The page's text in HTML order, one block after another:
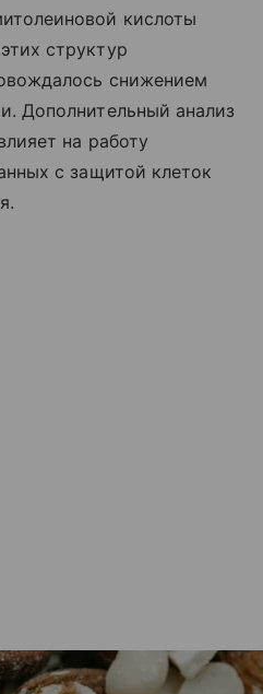
кислоты
структур
снижением
Дополнительный анализ
на работу
с защитой клеток